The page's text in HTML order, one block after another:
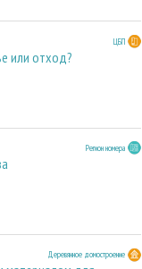
ЦБП
или отход?
Регион номера
Деревянное домостроение